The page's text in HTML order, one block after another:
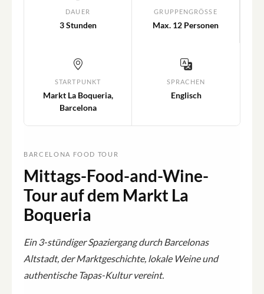
DAUER
3 Stunden
GRUPPENGRÖSSE
Max. 12 Personen
STARTPUNKT
Markt La Boqueria,
Barcelona
SPRACHEN
Englisch
BARCELONA FOOD TOUR
Mittags-Food-and-Wine-
Tour auf dem Markt La
Boqueria
Ein 3-stündiger Spaziergang durch Barcelonas
Altstadt, der Marktgeschichte, lokale Weine und
authentische Tapas-Kultur vereint.